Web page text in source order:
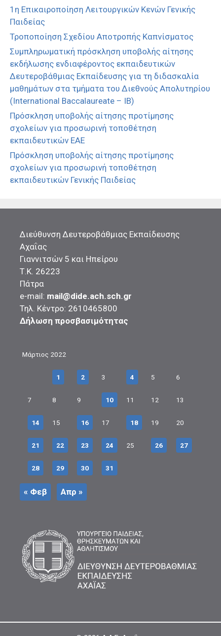
1η Επικαιροποίηση Λειτουργικών Κενών Γενικής
Παιδείας
Τροποποίηση Σχεδίου Αποτροπής Καπνίσματος
Συμπληρωματική πρόσκληση υποβολής αίτησης
εκδήλωσης ενδιαφέροντος εκπαιδευτικών
Δευτεροβάθμιας Εκπαίδευσης για τη διδασκαλία
μαθημάτων στα τμήματα του Διεθνούς Απολυτηρίου
(International Baccalaureate – IB)
Πρόσκληση υποβολής αίτησης προτίμησης
σχολείων για προσωρινή τοποθέτηση
εκπαιδευτικών ΕΑΕ
Πρόσκληση υποβολής αίτησης προτίμησης
σχολείων για προσωρινή τοποθέτηση
εκπαιδευτικών Γενικής Παιδείας
Διεύθυνση Δευτεροβάθμιας Εκπαίδευσης
Αχαΐας
Γιαννιτσών 5 και Ηπείρου
Τ.Κ. 26223
Πάτρα
e-mail: mail@dide.ach.sch.gr
Τηλ. Κέντρο: 2610465800
Δήλωση προσβασιμότητας
Μάρτιος 2022
1 2 3 4 5 6
7 8 9 10 11 12 13
14 15 16 17 18 19 20
21 22 23 24 25 26 27
28 29 30 31
« Φεβ Απρ »